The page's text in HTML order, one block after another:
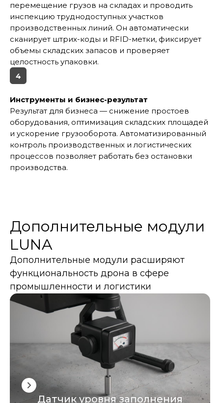
перемещение грузов на складах и проводить
инспекцию труднодоступных участков
производственных линий. Он автоматически
сканирует штрих-коды и RFID-метки, фиксирует
объемы складских запасов и проверяет
целостность упаковки.
4
Инструменты и бизнес-результат
Результат для бизнеса — снижение простоев
оборудования, оптимизация складских площадей
и ускорение грузооборота. Автоматизированный
контроль производственных и логистических
процессов позволяет работать без остановки
производства.
Дополнительные модули
LUNA
Дополнительные модули расширяют
функциональность дрона в сфере
промышленности и логистики
Датчик уровня заполнения